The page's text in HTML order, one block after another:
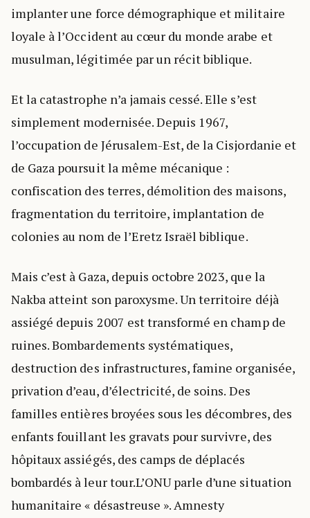
implanter une force démographique et militaire
loyale à l’Occident au cœur du monde arabe et
musulman, légitimée par un récit biblique.
Et la catastrophe n’a jamais cessé. Elle s’est
simplement modernisée. Depuis 1967,
l’occupation de Jérusalem-Est, de la Cisjordanie et
de Gaza poursuit la même mécanique :
confiscation des terres, démolition des maisons,
fragmentation du territoire, implantation de
colonies au nom de l’Eretz Israël biblique.
Mais c’est à Gaza, depuis octobre 2023, que la
Nakba atteint son paroxysme. Un territoire déjà
assiégé depuis 2007 est transformé en champ de
ruines. Bombardements systématiques,
destruction des infrastructures, famine organisée,
privation d’eau, d’électricité, de soins. Des
familles entières broyées sous les décombres, des
enfants fouillant les gravats pour survivre, des
hôpitaux assiégés, des camps de déplacés
bombardés à leur tour.L’ONU parle d’une situation
humanitaire « désastreuse ». Amnesty